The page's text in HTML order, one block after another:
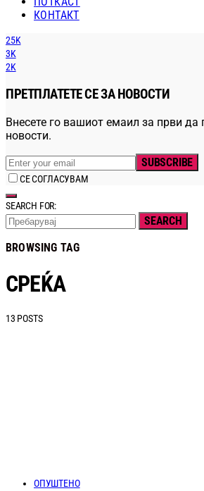
КОНТАКТ
25K
3K
2K
ПРЕТПЛАТЕТЕ СЕ ЗА НОВОСТИ
Внесете го вашиот емаил за први да
новости.
SUBSCRIBE
СЕ СОГЛАСУВАМ
SEARCH FOR:
SEARCH
BROWSING TAG
СРЕЌА
13 POSTS
ОПУШТЕНО